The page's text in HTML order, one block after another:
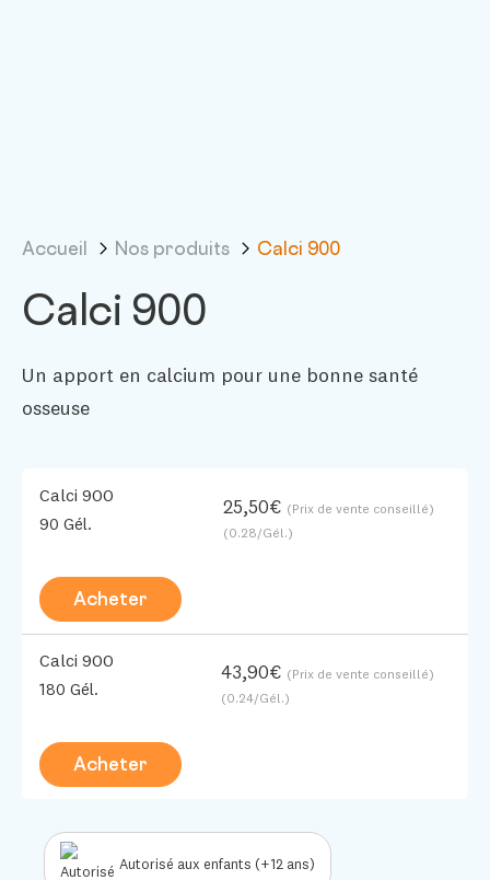
Accueil Nos produits Calci 900
Calci 900
Un apport en calcium pour une bonne santé
osseuse
Calci 900
90 Gél.
25,50€ (Prix de vente conseillé)
(0.28/Gél.)
Acheter
Calci 900
180 Gél.
43,90€ (Prix de vente conseillé)
(0.24/Gél.)
Acheter
Autorisé aux enfants (+12 ans)